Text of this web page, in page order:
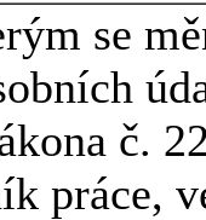
se
č.
práce,